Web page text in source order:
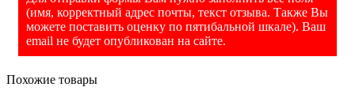
(имя, корректный адрес почты, текст отзыва. Также Вы
можете поставить оценку по пятибальной шкале). Ваш
email не будет опубликован на сайте.
Похожие товары